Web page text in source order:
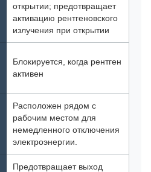
открытии; предотвращает
активацию рентгеновского
излучения при открытии
Блокируется, когда рентген
активен
Расположен рядом с
рабочим местом для
немедленного отключения
электроэнергии.
Предотвращает выход